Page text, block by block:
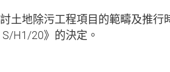
土地除污工程項目的範疇及推
H1/20》的決定。